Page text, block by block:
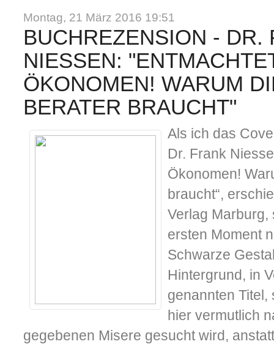
Montag, 21 März 2016 19:51
BUCHREZENSION - DR.
NIESSEN:
ÖKONOMEN! WARUM
BERATER BRAUCHT"
Als ich das
Dr. Frank
Ökonomen!
braucht“,
Verlag Marburg,
ersten Moment
Schwarze
Hintergrund, in
genannten Titel,
hier vermutlich
gegebenen Misere gesucht wird,